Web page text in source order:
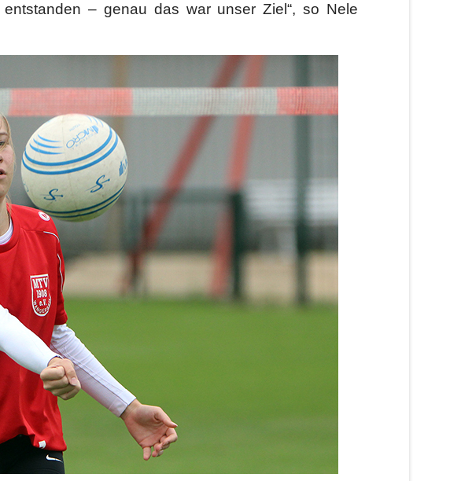
– genau das war unser Ziel“, so Nele